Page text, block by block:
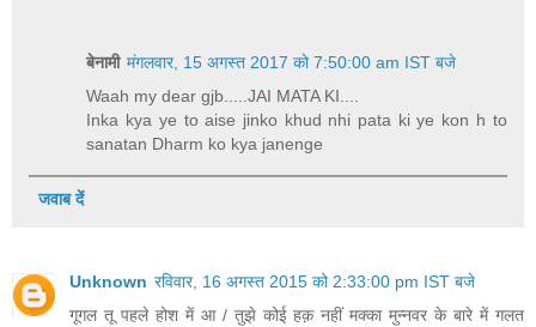
बेनामी मंगलवार, 15 अगस्त 2017 को 7:50:00 am IST बजे
Waah my dear gjb.....JAI MATA KI....
Inka kya ye to aise jinko khud nhi pata ki ye kon h to
sanatan Dharm ko kya janenge
जवाब दें
Unknown रविवार, 16 अगस्त 2015 को 2:33:00 pm IST बजे
गूगल तू पहले होश में आ / तुझे कोई हक़ नहीं मक्का मुन्नवर के बारे में गलत